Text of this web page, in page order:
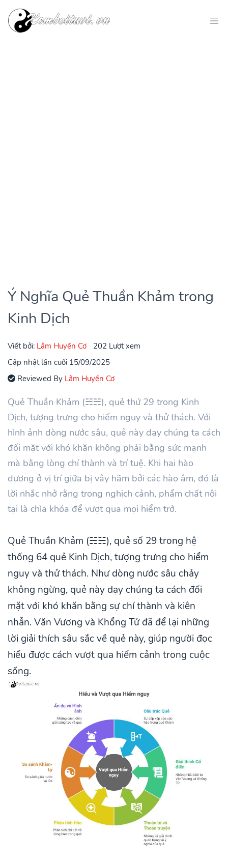
Ý Nghĩa Quẻ Thuần Khảm trong
Kinh Dịch
Viết bởi: Lâm Huyền Cơ
202 Lượt xem
Cập nhật lần cuối 15/09/2025
Reviewed By Lâm Huyền Cơ
Quẻ Thuần Khảm (☵☵), quẻ thứ 29 trong Kinh
Dịch, tượng trưng cho hiểm nguy và thử thách. Với
hình ảnh dòng nước sâu, quẻ này dạy chúng ta cách
đối mặt với khó khăn không phải bằng sức mạnh
mà bằng lòng chí thành và trí tuệ. Khi hai hào
dương ở vị trí giữa bị vây hãm bởi các hào âm, đó là
lời nhắc nhở rằng trong nghịch cảnh, phẩm chất nội
tại là chìa khóa để vượt qua mọi hiểm trở.
Quẻ Thuần Khảm (☵☵), quẻ số 29 trong hệ
thống 64 quẻ Kinh Dịch, tượng trưng cho hiểm
nguy và thử thách. Như dòng nước sâu chảy
không ngừng, quẻ này dạy chúng ta cách đối
mặt với khó khăn bằng sự chí thành và kiên
nhẫn. Văn Vương và Khổng Tử đã để lại những
lời giải thích sâu sắc về quẻ này, giúp người đọc
hiểu được cách vượt qua hiểm cảnh trong cuộc
sống.